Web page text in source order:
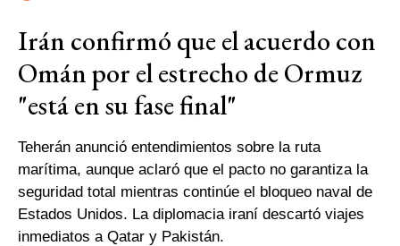
Irán confirmó que el acuerdo con
Omán por el estrecho de Ormuz
"está en su fase final"
Teherán anunció entendimientos sobre la ruta
marítima, aunque aclaró que el pacto no garantiza la
seguridad total mientras continúe el bloqueo naval de
Estados Unidos. La diplomacia iraní descartó viajes
inmediatos a Qatar y Pakistán.